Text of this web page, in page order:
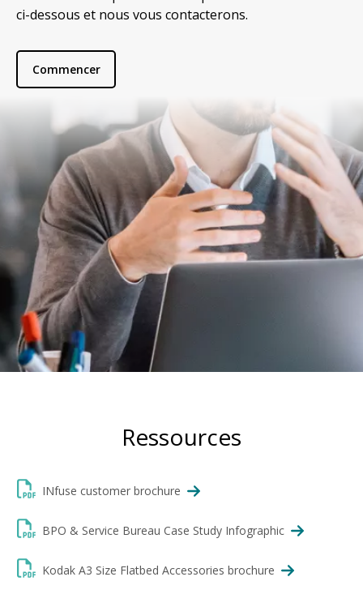
ci-dessous et nous vous contacterons.
Commencer
Ressources
INfuse customer brochure
BPO & Service Bureau Case Study Infographic
Kodak A3 Size Flatbed Accessories brochure